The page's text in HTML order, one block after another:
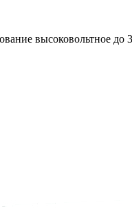
высоковольтное до